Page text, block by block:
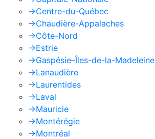
->Centre-du-Québec
->Chaudière-Appalaches
->Côte-Nord
->Estrie
->Gaspésie–Îles-de-la-Madeleine
->Lanaudière
->Laurentides
->Laval
->Mauricie
->Montérégie
->Montréal